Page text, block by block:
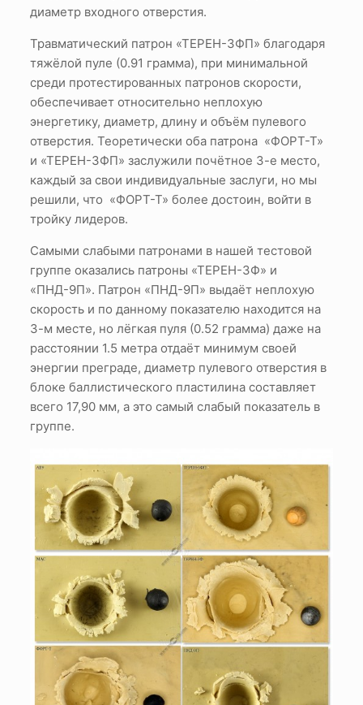
диаметр входного отверстия.
Травматический патрон «ТЕРЕН-3ФП» благодаря
тяжёлой пуле (0.91 грамма), при минимальной
среди протестированных патронов скорости,
обеспечивает относительно неплохую
энергетику, диаметр, длину и объём пулевого
отверстия. Теоретически оба патрона «ФОРТ-Т»
и «ТЕРЕН-3ФП» заслужили почётное 3-е место,
каждый за свои индивидуальные заслуги, но мы
решили, что «ФОРТ-Т» более достоин, войти в
тройку лидеров.
Самыми слабыми патронами в нашей тестовой
группе оказались патроны «ТЕРЕН-3Ф» и
«ПНД-9П». Патрон «ПНД-9П» выдаёт неплохую
скорость и по данному показателю находится на
3-м месте, но лёгкая пуля (0.52 грамма) даже на
расстоянии 1.5 метра отдаёт минимум своей
энергии преграде, диаметр пулевого отверстия в
блоке баллистического пластилина составляет
всего 17,90 мм, а это самый слабый показатель в
группе.